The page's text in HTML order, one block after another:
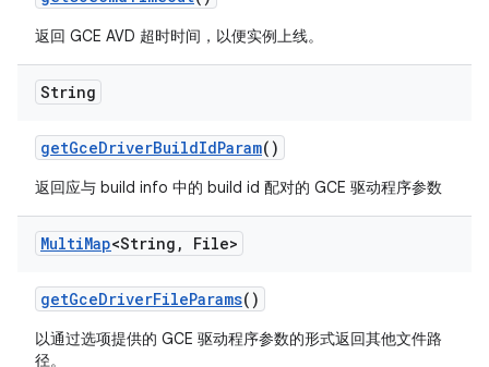
返回 GCE AVD 超时时间，以便实例上线。
String
getGceDriverBuildIdParam()
返回应与 build info 中的 build id 配对的 GCE 驱动程序参数
MultiMap<String , File>
getGceDriverFileParams()
以通过选项提供的 GCE 驱动程序参数的形式返回其他文件路
径。